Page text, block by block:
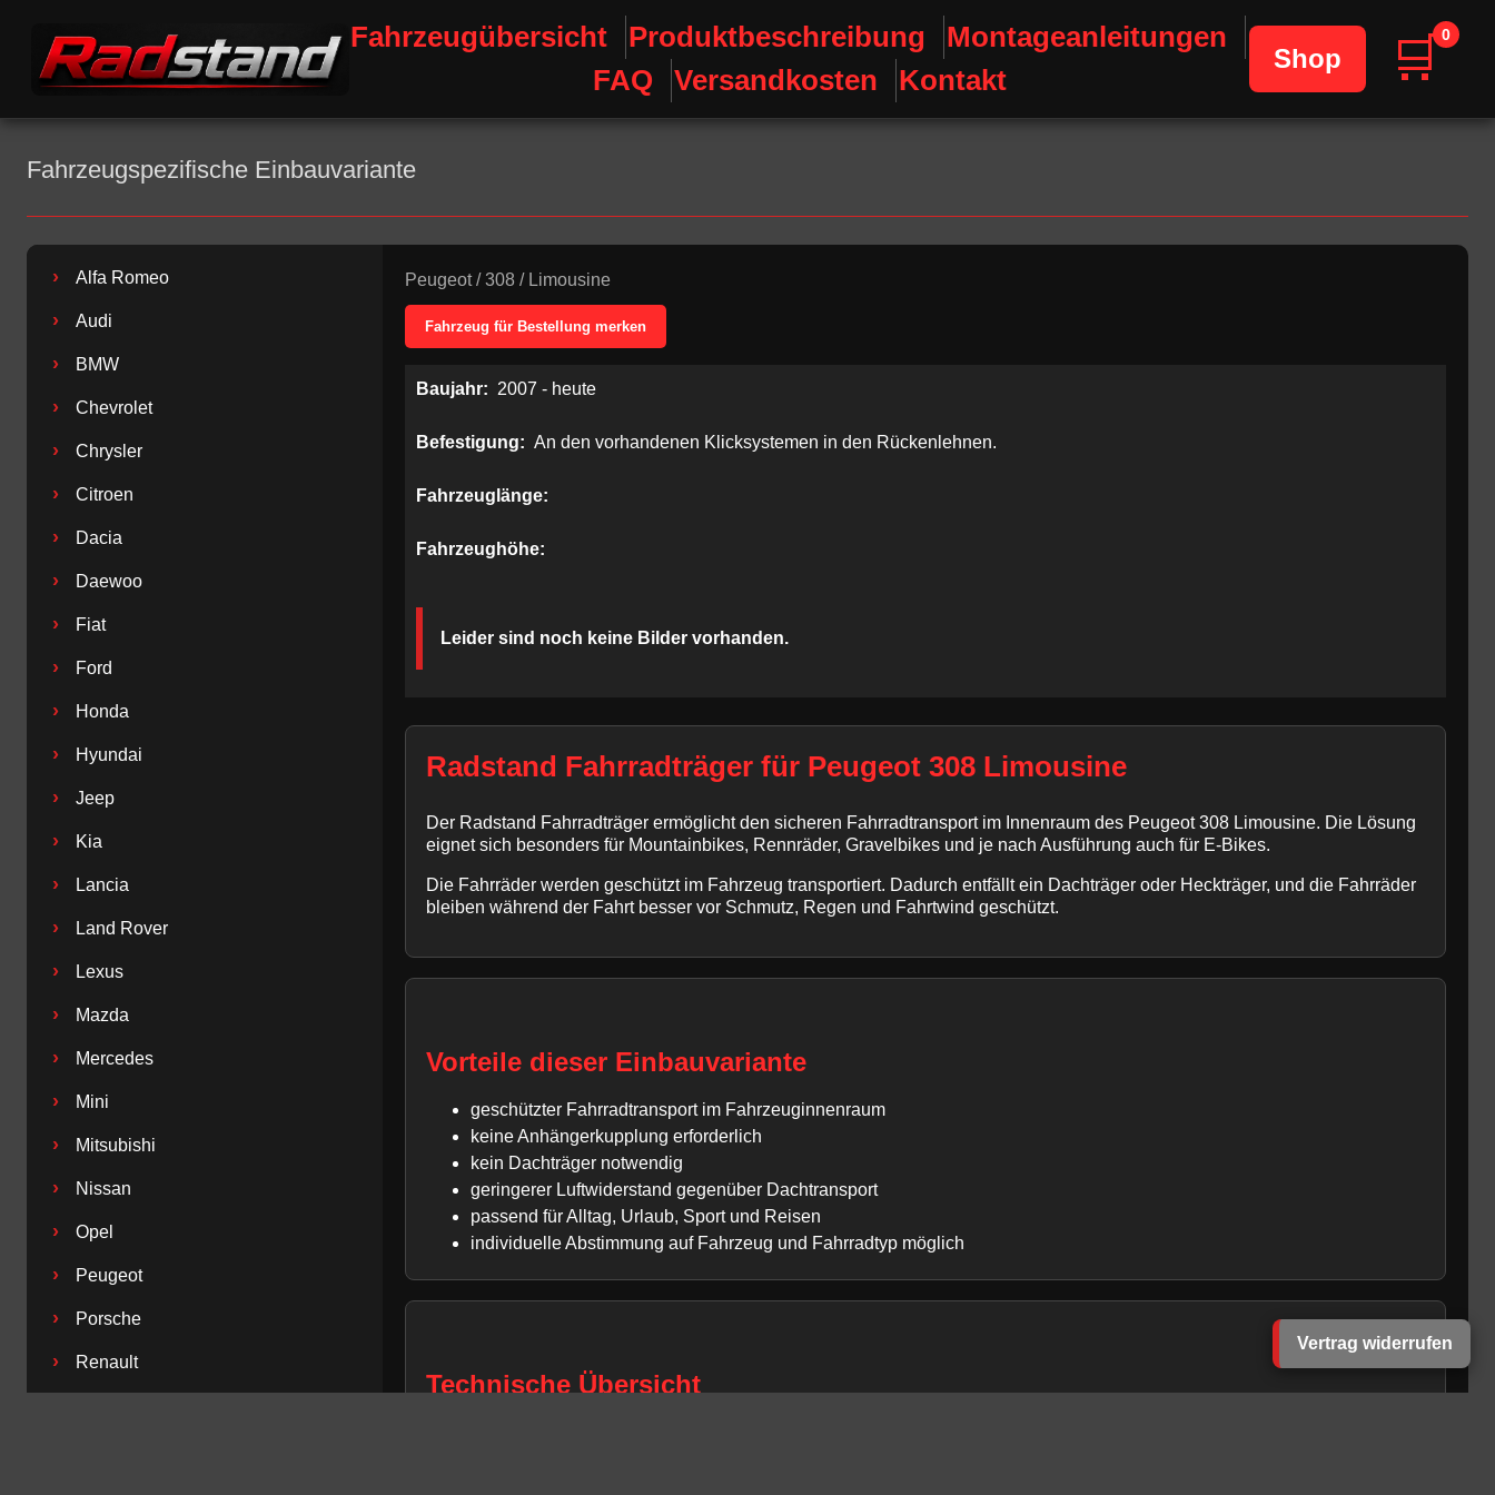
Fahrzeugübersicht Produktbeschreibung
Montageanleitungen
FAQ
Versandkosten Kontakt
Shop 🛒0
Fahrzeugspezifische Einbauvariante
› Alfa Romeo
› Audi
› BMW
› Chevrolet
› Chrysler
› Citroen
› Dacia
› Daewoo
› Fiat
› Ford
› Honda
› Hyundai
› Jeep
› Kia
› Lancia
› Land Rover
› Lexus
› Mazda
› Mercedes
› Mini
› Mitsubishi
› Nissan
› Opel
› Peugeot
› Porsche
› Renault
Peugeot/308 / Limousine
Fahrzeug für Bestellung merken
Baujahr: 2007 - heute
Befestigung: An den vorhandenen Klicksystemen in den Rückenlehnen.
Fahrzeuglänge:
Fahrzeughöhe:
Leider sind noch keine Bilder vorhanden.
Radstand Fahrradträger für Peugeot 308 Limousine
Der Radstand Fahrradträger ermöglicht den sicheren Fahrradtransport im Innenraum des Peugeot 308 Limousine. Die Lösung
eignet sich besonders für Mountainbikes, Rennräder, Gravelbikes und je nach Ausführung auch für E-Bikes.
Die Fahrräder werden geschützt im Fahrzeug transportiert. Dadurch entfällt ein Dachträger oder Heckträger, und die Fahrräder
bleiben während der Fahrt besser vor Schmutz, Regen und Fahrtwind geschützt.
Vorteile dieser Einbauvariante
geschützter Fahrradtransport im Fahrzeuginnenraum
keine Anhängerkupplung erforderlich
kein Dachträger notwendig
geringerer Luftwiderstand gegenüber Dachtransport
passend für Alltag, Urlaub, Sport und Reisen
individuelle Abstimmung auf Fahrzeug und Fahrradtyp möglich
Technische Übersicht
Vertrag widerrufen